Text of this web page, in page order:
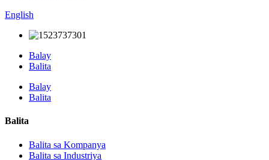
English
Balay
Balita
Balay
Balita
Balita
Balita sa Kompanya
Balita sa Industriya